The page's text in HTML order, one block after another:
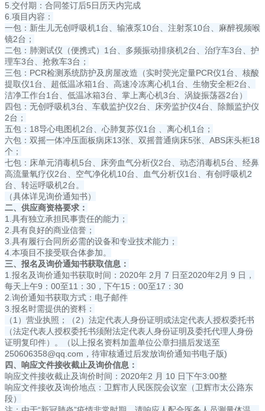
5.交付期：合同签订后5日历天内完成
6.项目内容：
一包：新生儿无创呼吸机1台、输液泵10台、注射泵10台、麻醉视频喉
镜2台；
二包：肺测试仪（便携式）1台、多频振动排痰机2台、治疗车3台、护
理车3台、抢救车3台；
三包：PCR检测系统防护及房屋改造（实时荧光定量PCR仪1台、核酸
提取仪1台、超低温冰箱1台、高速冷冻离心机1台、生物安全柜2台、
洁净工作台1台、低温冰箱3台、掌上离心机3台、涡旋振荡器2台）
四包：无创呼吸机3台、车载监护仪2台、床旁监护仪4台、除颤监护仪
2台；
五包：18导心电图机2台、心肺复苏仪1台 、离心机1台；
六包：双摇一体冲压面板病床13张、双摇普通病床5张、ABS床头柜18
个；
七包：床单元消毒机5台、床旁血气分析仪2台、动态消毒机5台、经鼻
高流量氧疗仪2台、空气净化机10台、血气分析仪1台、有创呼吸机2
台、转运呼吸机2台。
（具体详见询价通知书）
二、供应商资格要求：
1.具有独立承担民事责任的能力；
2.具有良好的商业信誉；
3.具有履行合同所必需的设备和专业技术能力；
4.本项目不接受联合体参加。
三、报名及询价通知书获取信息：
1.报名及询价通知书获取时间：2020年 2月 7 日至2020年2月 9 日，
每天上午9：00至11：30，下午15：00至17：30
2.询价通知书获取方式：电子邮件
3.报名时需提供的资料：
（1）营业执照；（2）法定代表人身份证明或法定代表人授权委托书
（法定代表人授权委托书须附法定代表人身份证明及委托代理人身份
证明复印件）。（以上报名资料加盖单位公章扫描后发送至
250606358@qq.com ，待审核通过后发放询价通知书电子版)
四、响应文件接收截止及询价信息：
响应文件接收截止及询价时间：2020年2 月 10 日下午3:00整
响应文件接收及询价地点：卫辉市人民医院会议室（卫辉市太公路东
段）